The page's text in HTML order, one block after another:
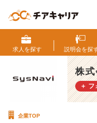
才
で
は
な
い
エ
求人を探す 説明会を探
株
＋ フ
企業TOP